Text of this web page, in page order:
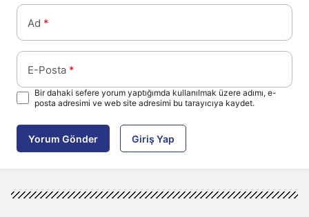
Ad *
E-Posta *
Bir dahaki sefere yorum yaptığımda kullanılmak üzere adımı, e-
posta adresimi ve web site adresimi bu tarayıcıya kaydet.
Yorum Gönder Giriş Yap